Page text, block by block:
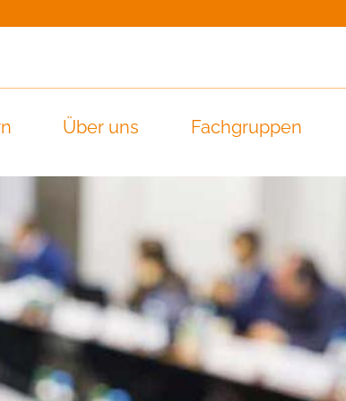
Über uns Fachgruppen